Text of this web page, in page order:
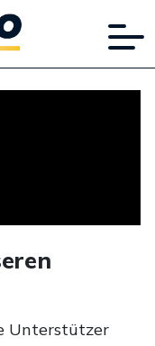
Unterstützer